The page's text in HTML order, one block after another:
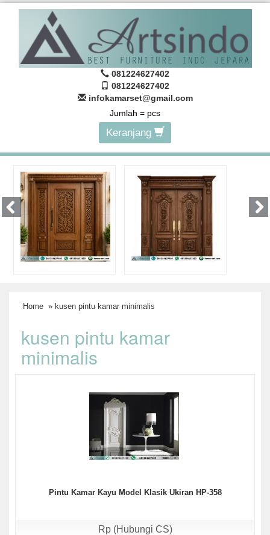
081224627402
081224627402
infokamarset@gmail.com
Jumlah = pcs
Keranjang
Home » kusen pintu kamar minimalis
kusen pintu kamar
minimalis
Pintu Kamar Kayu Model Klasik Ukiran HP-358
Rp (Hubungi CS)